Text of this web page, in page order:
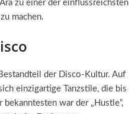
zu einer der einflussreichsten
machen.
der Disco-Kultur. Auf
einzigartige Tanzstile, die bis
war der „Hustle“,